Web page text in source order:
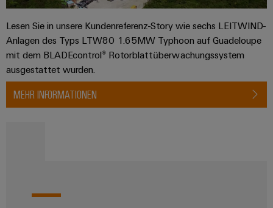
Lesen Sie in unsere Kundenreferenz-Story wie sechs LEITWIND-
Anlagen des Typs LTW80 1.65MW Typhoon auf Guadeloupe
mit dem BLADEcontrol® Rotorblattüberwachungssystem
ausgestattet wurden.
MEHR INFORMATIONEN